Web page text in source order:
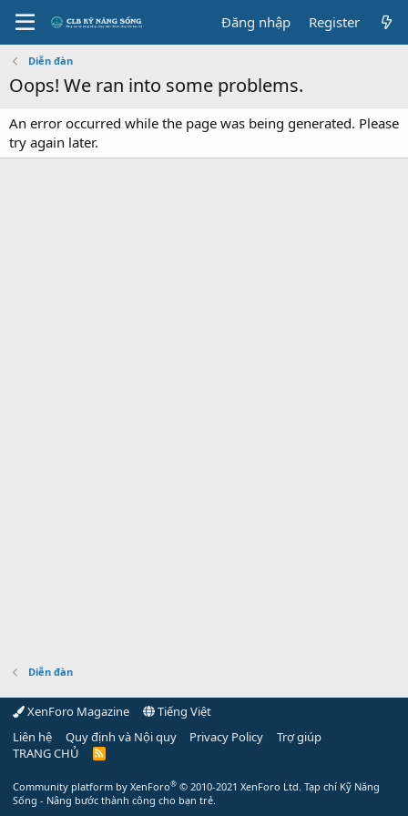
Đăng nhập Register
Diễn đàn
Oops! We ran into some problems.
An error occurred while the page was being generated. Please
try again later.
Diễn đàn
XenForo Magazine
Tiếng Việt
Liên hệ
Quy định và Nội quy Privacy Policy
Trợ giúp
TRANG CHỦ
R
Community platform by XenForo® © 2010-2021 XenForo Ltd. Tạp chí Kỹ Năng
Sống - Nâng bước thành công cho bạn trẻ.